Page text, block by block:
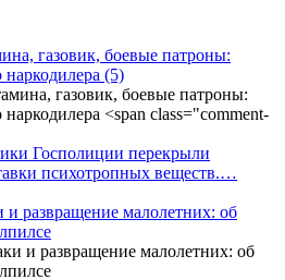
газовик, боевые патроны:
(5)
Госполиции перекрыли
психотропных веществ.…
развращение малолетних: об